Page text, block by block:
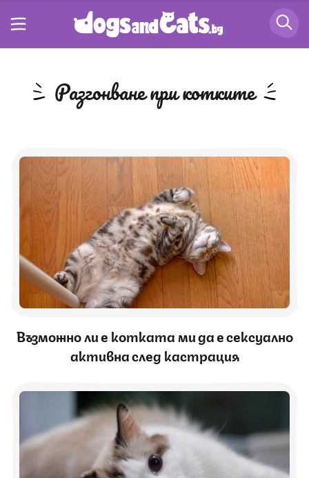
разгонване при котките
Възможно ли е котката ми да е сексуално
активна след кастрация